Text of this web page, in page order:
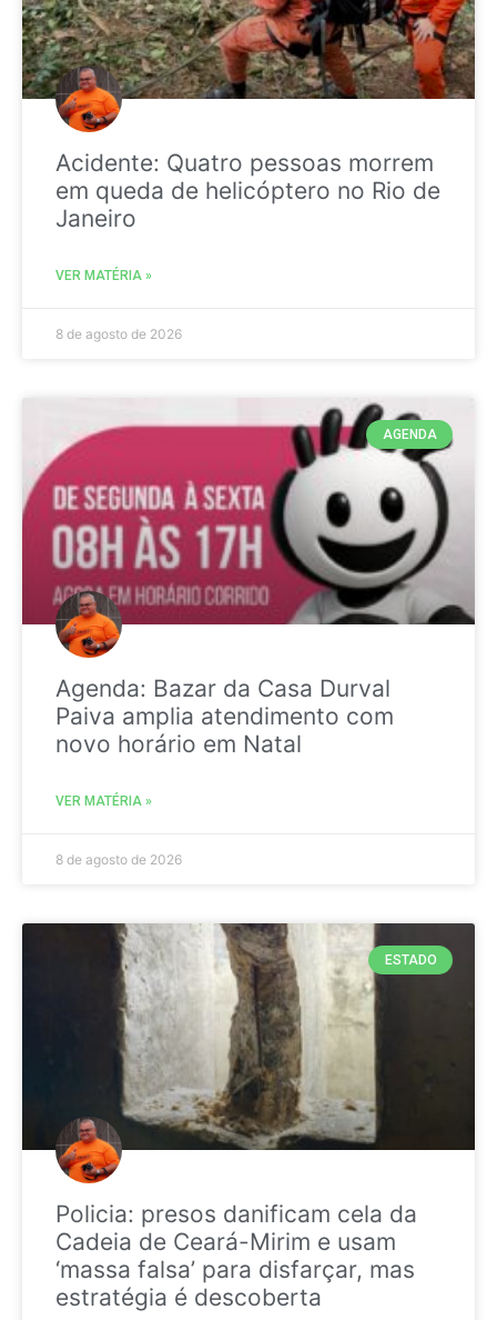
Acidente: Quatro pessoas morrem
em queda de helicóptero no Rio de
Janeiro
VER MATÉRIA »
8 de agosto de 2026
AGENDA
Agenda: Bazar da Casa Durval
Paiva amplia atendimento com
novo horário em Natal
VER MATÉRIA »
8 de agosto de 2026
ESTADO
Policia: presos danificam cela da
Cadeia de Ceará-Mirim e usam
‘massa falsa’ para disfarçar, mas
estratégia é descoberta